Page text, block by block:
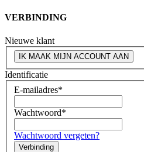
VERBINDING
Nieuwe klant
IK MAAK MIJN ACCOUNT AAN
Identificatie
E-mailadres*
Wachtwoord*
Wachtwoord vergeten?
Verbinding